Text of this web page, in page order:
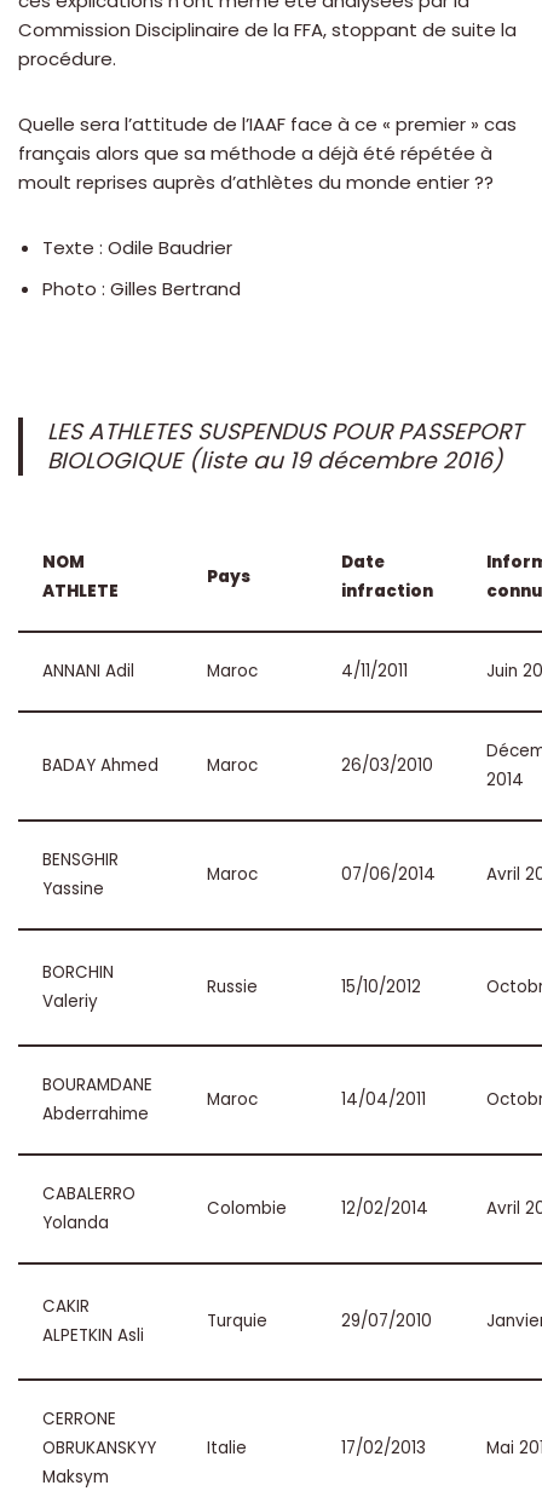
Commission Disciplinaire de la FFA, stoppant de suite la
procédure.
Quelle sera l’attitude de l’IAAF face à ce « premier » cas
français alors que sa méthode a déjà été répétée à
moult reprises auprès d’athlètes du monde entier ??
Texte : Odile Baudrier
Photo : Gilles Bertrand
LES ATHLETES SUSPENDUS POUR PASSEPORT
BIOLOGIQUE (liste au 19 décembre 2016)
NOM
ATHLETE
Pays
Date
infraction
ANNANI Adil Maroc 4/11/2011 Juin
BADAY Ahmed Maroc 26/03/2010
2014
BENSGHIR
Yassine
Maroc 07/06/2014 Avril
BORCHIN
Valeriy
Russie 15/10/2012
BOURAMDANE
Abderrahime
Maroc 14/04/2011
CABALERRO
Yolanda
Colombie 12/02/2014 Avril
CAKIR
ALPETKIN Asli
Turquie 29/07/2010
CERRONE
OBRUKANSKYY
Maksym
Italie 17/02/2013 Mai